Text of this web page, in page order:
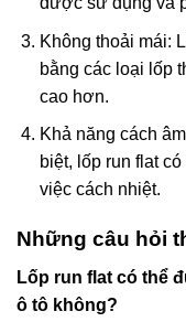
Không thoải mái:
bằng các loại lốp
cao hơn.
Khả năng cách
biệt, lốp run flat
việc cách nhiệt.
Những câu hỏi
Lốp run flat có thể
ô tô không?